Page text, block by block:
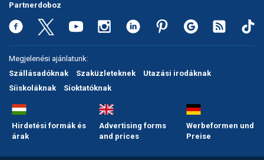
Partnerdoboz
Megjelenési ajánlatunk:
Szállásadóknak
Szaküzleteknek
Utazási irodáknak
Síiskoláknak
Síoktatóknak
Hirdetési formák és
árak
Advertising forms
and prices
Werbeformen und
Preise